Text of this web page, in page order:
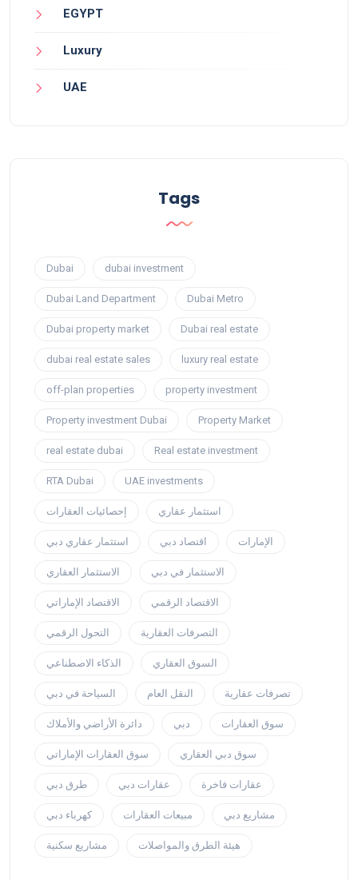
EGYPT
Luxury
UAE
Tags
Dubai dubai investment
Dubai Land Department Dubai Metro
Dubai property market Dubai real estate
dubai real estate sales luxury real estate
off-plan properties property investment
Property investment Dubai Property Market
real estate dubai Real estate investment
RTA Dubai UAE investments
إحصائيات العقارات استثمار عقاري
استثمار عقاري دبي اقتصاد دبي الإمارات
الاستثمار العقاري الاستثمار في دبي
الاقتصاد الإماراتي الاقتصاد الرقمي
التحول الرقمي التصرفات العقارية
الذكاء الاصطناعي السوق العقاري
السياحة في دبي النقل العام تصرفات عقارية
دائرة الأراضي والأملاك دبي سوق العقارات
سوق العقارات الإماراتي سوق دبي العقاري
طرق دبي عقارات دبي عقارات فاخرة
كهرباء دبي مبيعات العقارات مشاريع دبي
مشاريع سكنية هيئة الطرق والمواصلات